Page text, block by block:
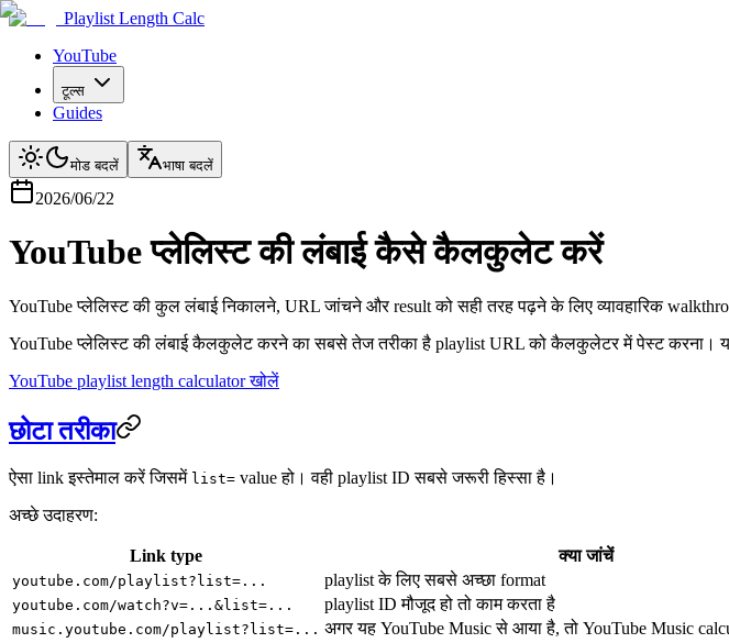
Playlist Length Calc
YouTube
टूल्स
Guides
मोड बदलें भाषा बदलें
2026/06/22
YouTube प्लेलिस्ट की लंबाई कैसे कैलकुलेट करें
YouTube प्लेलिस्ट की कुल लंबाई निकालने, URL जांचने और result को सही तरह पढ़ने के लिए व्यावहारिक
YouTube प्लेलिस्ट की लंबाई कैलकुलेट करने का सबसे तेज तरीका है playlist URL को कैलकुलेटर में पेस्ट करना। यह
YouTube playlist length calculator खोलें
छोटा तरीका
ऐसा link इस्तेमाल करें जिसमें list= value हो। वही playlist ID सबसे जरूरी हिस्सा है।
अच्छे उदाहरण:
Link type क्या जांचें
youtube.com/playlist?list=... playlist के लिए सबसे अच्छा format
youtube.com/watch?v=...&list=... playlist ID मौजूद हो तो काम करता है
music.youtube.com/playlist?list=... अगर यह YouTube Music से आया है, तो YouTube Music